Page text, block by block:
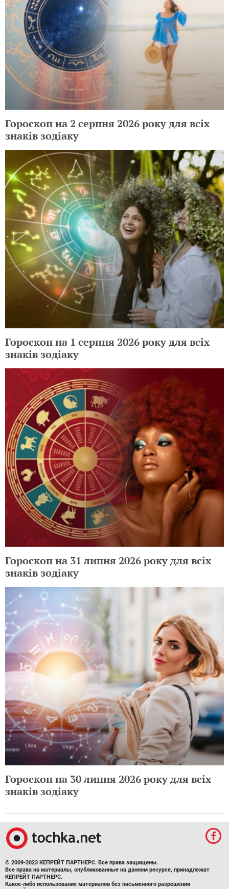
Гороскоп на 2 серпня 2026 року для всіх
знаків зодіаку
Гороскоп на 1 серпня 2026 року для всіх
знаків зодіаку
Гороскоп на 31 липня 2026 року для всіх
знаків зодіаку
Гороскоп на 30 липня 2026 року для всіх
знаків зодіаку
© 2009-2023 КЕПРЕЙТ ПАРТНЕРС. Все права защищены.
Все права на материалы, опубликованные на данном ресурсе, принадлежат
КЕПРЕЙТ ПАРТНЕРС.
Какое-либо использование материалов без письменного разрешения